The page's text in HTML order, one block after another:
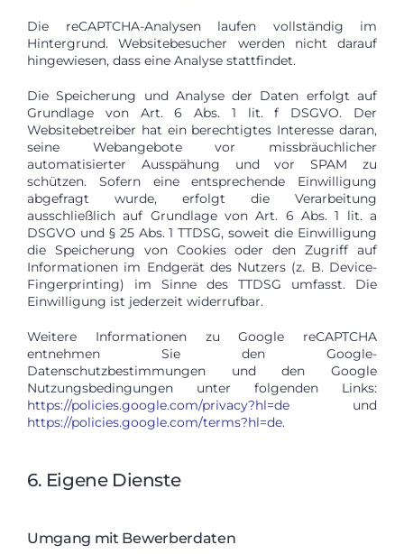
Die reCAPTCHA-Analysen laufen vollständig im
Hintergrund. Websitebesucher werden nicht darauf
hingewiesen, dass eine Analyse stattfindet.
Die Speicherung und Analyse der Daten erfolgt auf
Grundlage von Art. 6 Abs. 1 lit. f DSGVO. Der
Websitebetreiber hat ein berechtigtes Interesse daran,
seine Webangebote vor missbräuchlicher
automatisierter Ausspähung und vor SPAM zu
schützen. Sofern eine entsprechende Einwilligung
abgefragt wurde, erfolgt die Verarbeitung
ausschließlich auf Grundlage von Art. 6 Abs. 1 lit. a
DSGVO und § 25 Abs. 1 TTDSG, soweit die Einwilligung
die Speicherung von Cookies oder den Zugriff auf
Informationen im Endgerät des Nutzers (z. B. Device-
Fingerprinting) im Sinne des TTDSG umfasst. Die
Einwilligung ist jederzeit widerrufbar.
Weitere Informationen zu Google reCAPTCHA
entnehmen Sie den Google-
Datenschutzbestimmungen und den Google
Nutzungsbedingungen unter folgenden Links:
https://policies.google.com/privacy?hl=de und
https://policies.google.com/terms?hl=de.
6. Eigene Dienste
Umgang mit Bewerberdaten